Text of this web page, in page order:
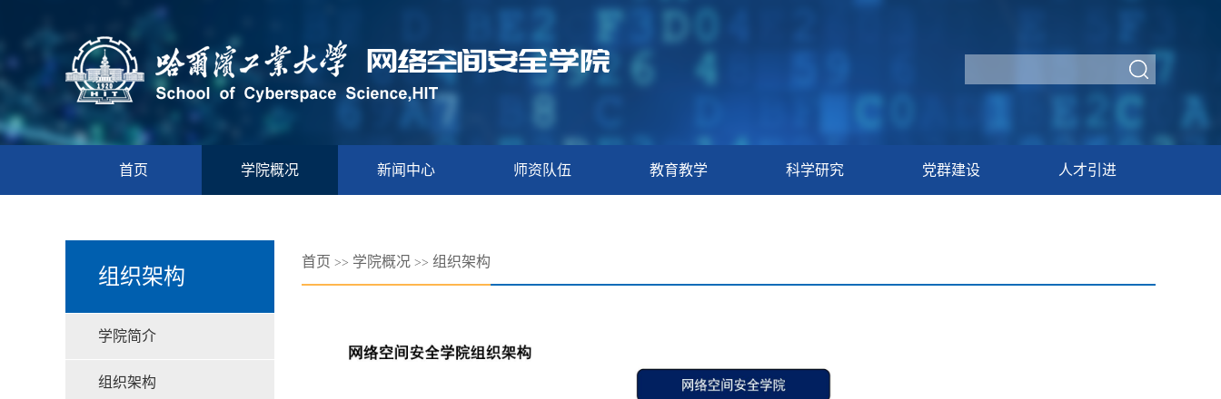
首页 学院概况 新闻中心 师资队伍 教育教学 科学研究 党群建设 人才引进
组织架构
学院简介
组织架构
首页 >> 学院概况 >> 组织架构